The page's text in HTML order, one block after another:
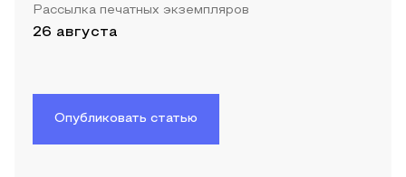
Рассылка печатных экземпляров
26 августа
Опубликовать статью